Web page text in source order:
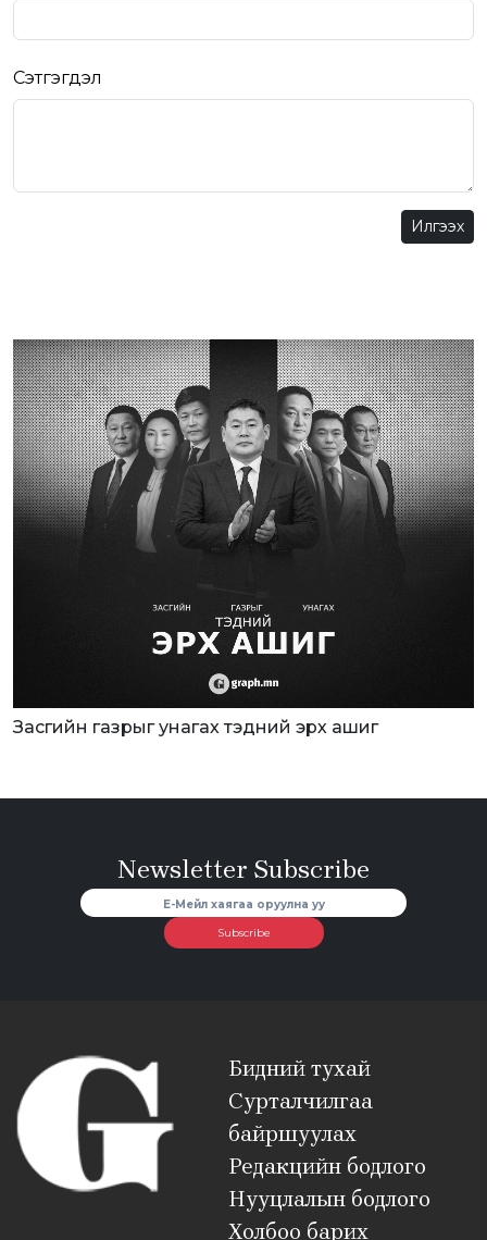
Сэтгэгдэл
Илгээх
Засгийн газрыг унагах тэдний эрх ашиг
Newsletter Subscribe
Subscribe
Бидний тухай
Сурталчилгаа
байршуулах
Редакцийн бодлого
Нууцлалын бодлого
Холбоо барих